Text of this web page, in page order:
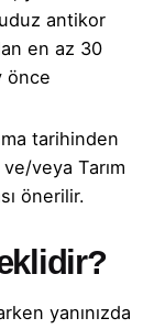
antikor
en az 30
önce
tarihinden
veya Tarım
önerilir.
yanınızda